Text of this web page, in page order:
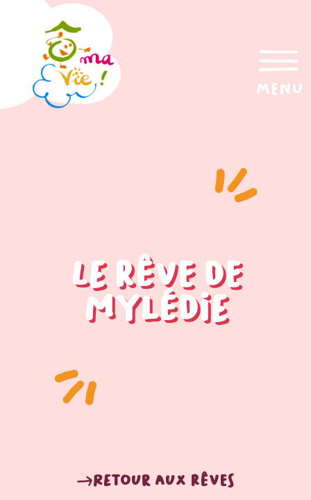
menu
Le rêve de
Mylédie
Retour aux rêves